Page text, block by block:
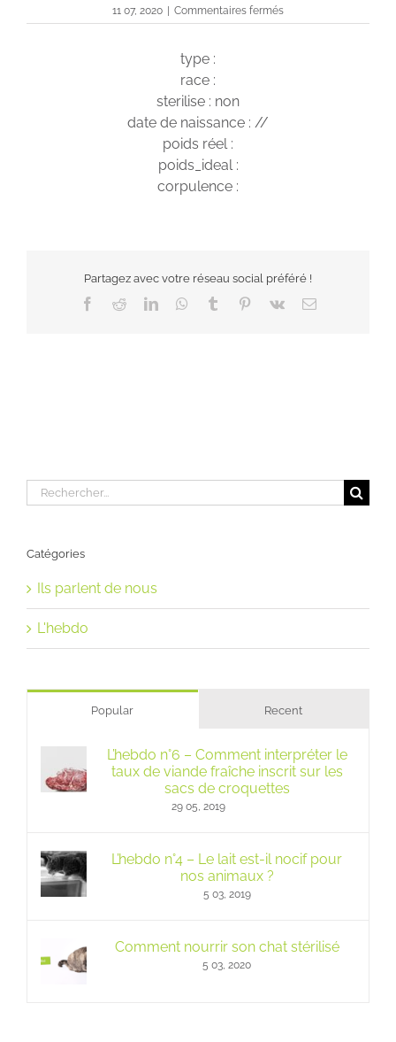
11 07, 2020 Commentaires ferméssur
Galak
type :
race :
sterilise : non
date de naissance : //
poids réel :
poids_ideal :
corpulence :
Partagez avec votre réseau social préféré !
Facebook
RedditLinkedInWhatsApp
Tumblr Pinterest
Vk Email
Rechercher:
Catégories
Ils parlent de nous
L'hebdo
Popular Recent
L’hebdo n°6 – Comment interpréter le
taux de viande fraîche inscrit sur les
sacs de croquettes
29 05, 2019
L’hebdo n°4 – Le lait est-il nocif pour
nos animaux ?
5 03, 2019
Comment nourrir son chat stérilisé
5 03, 2020